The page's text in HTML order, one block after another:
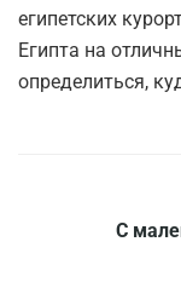
египетских
Египта на
определиться,
С